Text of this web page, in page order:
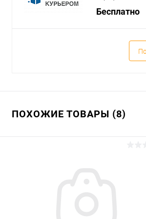
Бесплатно
ПОХОЖИЕ ТОВАРЫ (8)